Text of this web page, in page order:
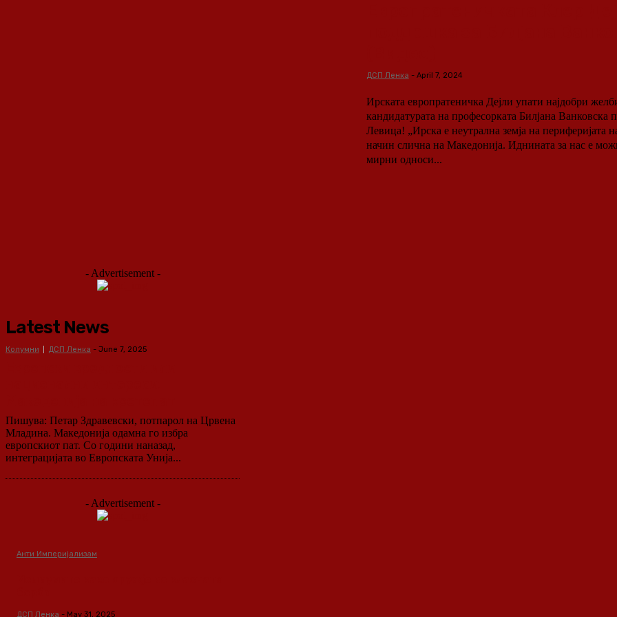
ДСП Ленка - April 7, 2024
Ирската европратеничка Дејли упати најдобри
кандидатурата на професорката Билјана Ванковска
Левица! „Ирска е неутрална земја на периферијата на Европа, на некој
начин слична на Македонија. Иднината за нас е
мирни односи...
- Advertisement -
Latest News
Колумни ДСП Ленка - June 7, 2025
Пишува: Петар Здравевски, потпарол на Црвена
Младина. Македонија одамна го избра
европскиот пат. Со години наназад,
интеграцијата во Европската Унија...
- Advertisement -
Анти Империјализам
ДСП Ленка - May 31, 2025